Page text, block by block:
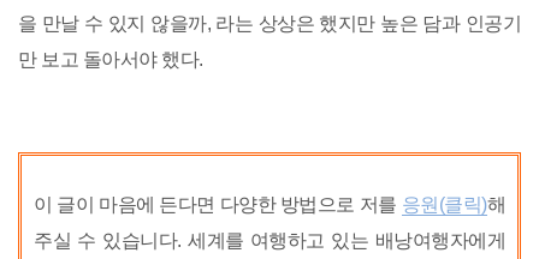
을 만날 수 있지 않을까, 라는 상상은 했지만 높은 담과 인공기
만 보고 돌아서야 했다.
이 글이 마음에 든다면 다양한 방법으로 저를 응원(클릭)해
주실 수 있습니다. 세계를 여행하고 있는 배낭여행자에게